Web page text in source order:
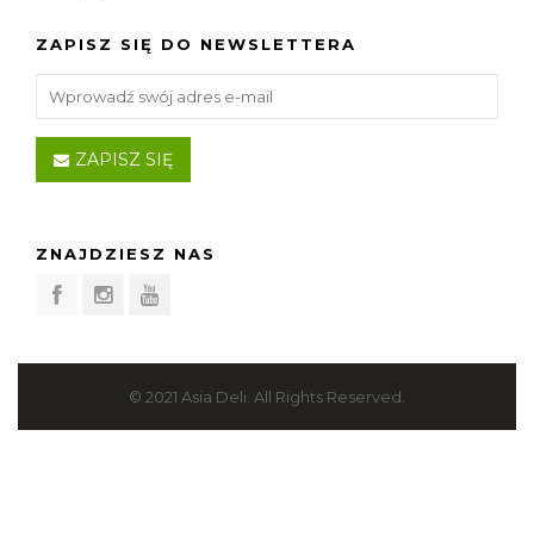
ZAPISZ SIĘ DO NEWSLETTERA
ZAPISZ SIĘ
ZNAJDZIESZ NAS
© 2021 Asia Deli. All Rights Reserved.